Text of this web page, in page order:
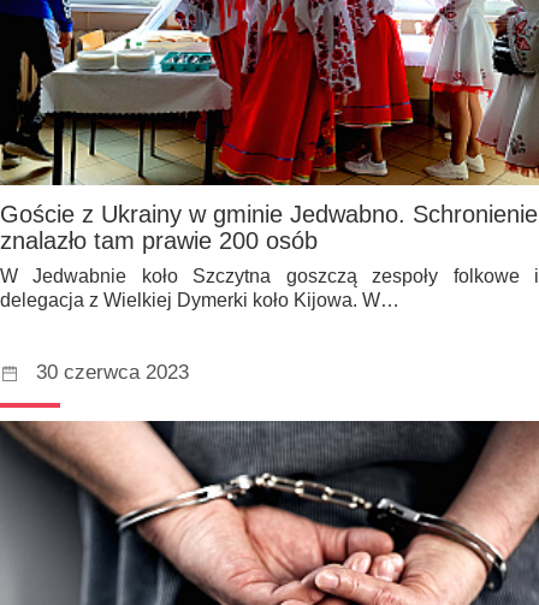
Goście z Ukrainy w gminie Jedwabno. Schronienie
znalazło tam prawie 200 osób
W Jedwabnie koło Szczytna goszczą zespoły folkowe i
delegacja z Wielkiej Dymerki koło Kijowa. W…
30 czerwca 2023